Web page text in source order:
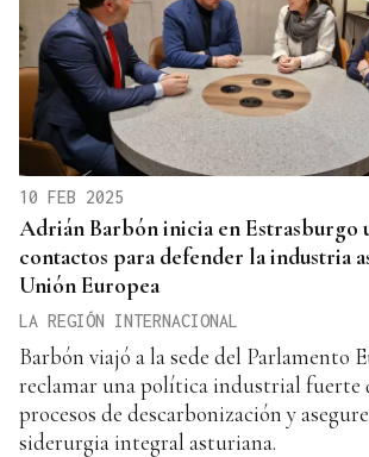
10 FEB 2025
Adrián Barbón inicia en Estrasburgo
contactos para defender la industria
Unión Europea
LA REGIÓN INTERNACIONAL
Barbón viajó a la sede del Parlamento
reclamar una política industrial fuerte
procesos de descarbonización y
siderurgia integral asturiana.